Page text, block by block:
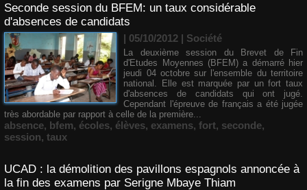
Seconde session du BFEM: un taux considérable
d'absences de candidats
| 05/10/2012 | Société
La deuxième session du Brevet de Fin
d'Etudes Moyennes (BFEM) a démarré hier
jeudi 04 octobre sur l'ensemble du territoire
national. Elle est marquée par un fort taux
d'absences de candidats qui ont jugé.
Cependant l'épreuve de français a été jugée
très abordable par rapport à celle de la première...
absence, bfem, écoles, élèves, examens, fort, seconde,
session, taux
UCAD : la démolition des pavillons espagnols annoncée à
la fin des examens par Serigne Mbaye Thiam